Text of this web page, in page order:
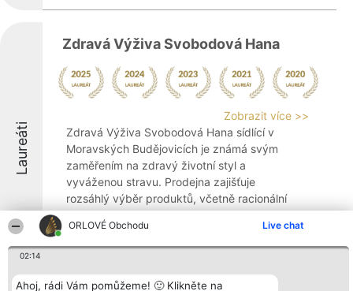
ORLOVÉ Obchodu Live chat
02:14
Ahoj, rádi Vám pomůžeme! 🙂 Klikněte na
Laureáti
Zdravá Výživa Svobodová Hana
Zobrazit více >>
Zdravá Výživa Svobodová Hana sídlící v
Moravských Budějovicích je známá svým
zaměřením na zdravý životní styl a
vyváženou stravu. Prodejna zajišťuje
rozsáhlý výběr produktů, včetně racionální
a bezlepkové výživy, která je vhodná
zejména pro ...